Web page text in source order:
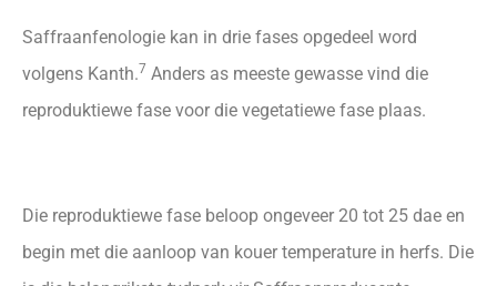
Saffraanfenologie kan in drie fases opgedeel word
volgens Kanth.7 Anders as meeste gewasse vind die
reproduktiewe fase voor die vegetatiewe fase plaas.
Die reproduktiewe fase beloop ongeveer 20 tot 25 dae en
begin met die aanloop van kouer temperature in herfs. Die